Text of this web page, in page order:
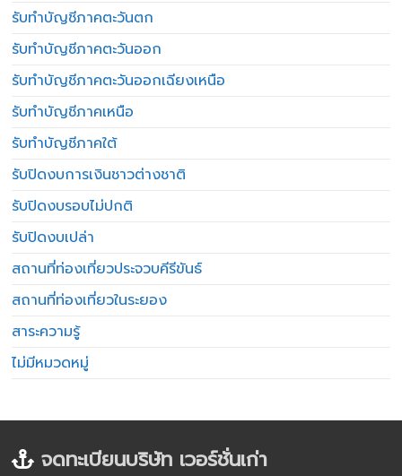
รับทำบัญชีภาคตะวันตก
รับทำบัญชีภาคตะวันออก
รับทำบัญชีภาคตะวันออกเฉียงเหนือ
รับทำบัญชีภาคเหนือ
รับทำบัญชีภาคใต้
รับปิดงบการเงินชาวต่างชาติ
รับปิดงบรอบไม่ปกติ
รับปิดงบเปล่า
สถานที่ท่องเที่ยวประจวบคีรีขันธ์
สถานที่ท่องเที่ยวในระยอง
สาระความรู้
ไม่มีหมวดหมู่
จดทะเบียนบริษัท เวอร์ชั่นเก่า